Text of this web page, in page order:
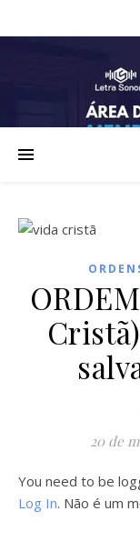
20 de
You need to be
Log In. Não é um